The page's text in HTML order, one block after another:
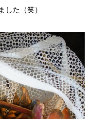
した（笑）